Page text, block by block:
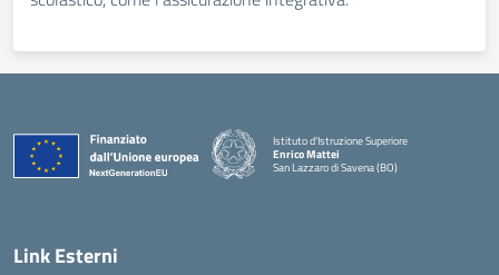
Istituto d'Istruzione Superiore
Enrico Mattei
San Lazzaro di Savena (BO)
Link Esterni